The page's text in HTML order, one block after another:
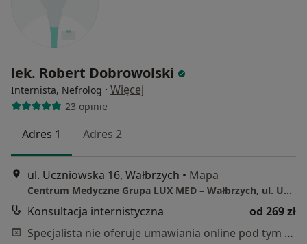
lek. Robert Dobrowolski
Internista, Nefrolog · Więcej
23 opinie
Adres 1 Adres 2
ul. Uczniowska 16, Wałbrzych • Mapa
Centrum Medyczne Grupa LUX MED – Wałbrzych, ul. Uczniowska 16
Konsultacja internistyczna
od 269 zł
Specjalista nie oferuje umawiania online pod tym adresem.